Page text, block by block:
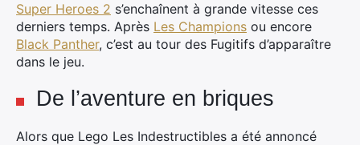
Super Heroes 2 s’enchaînent à grande vitesse ces
derniers temps. Après Les Champions ou encore
Black Panther, c’est au tour des Fugitifs d’apparaître
dans le jeu.
De l’aventure en briques
Alors que Lego Les Indestructibles a été annoncé